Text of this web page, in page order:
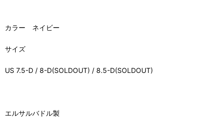
カラー ネイビー
サイズ
US 7.5-D / 8-D(SOLDOUT) / 8.5-D(SOLDOUT)
エルサルバドル製